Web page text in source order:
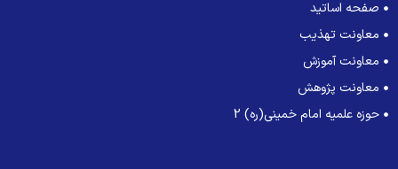
صفحه اساتید
معاونت تهذیب
معاونت آموزش
معاونت پژوهش
حوزه علمیه امام خمینی(ره) 2